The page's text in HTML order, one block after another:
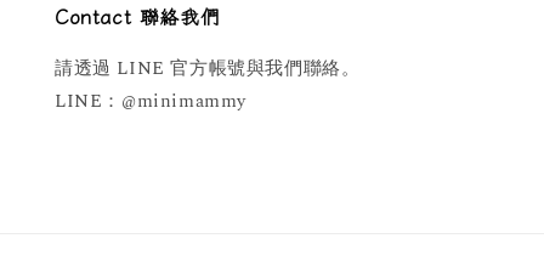
Contact 聯絡我們
請透過 LINE 官方帳號與我們聯絡。
LINE：@minimammy